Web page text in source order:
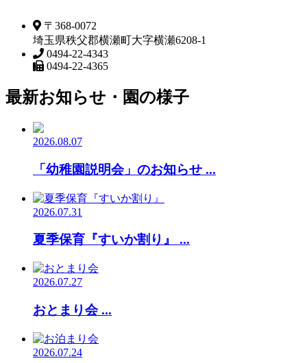
〒368-0072
埼玉県秩父郡横瀬町大字横瀬6208-1
0494-22-4343
0494-22-4365
最新お知らせ・園の様子
2026.08.07
「幼稚園説明会」のお知らせ ...
2026.07.31
夏季保育『すいか割り』 ...
2026.07.27
おとまり会 ...
2026.07.24